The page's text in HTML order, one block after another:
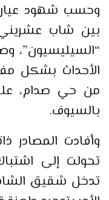
وحسب شهود
بين شاب
“السيليسيون”،
الأحداث بشكل
من حي صدام،
بالسيوف.
وأفادت المصادر
تحولت إلى
تدخل شقيق